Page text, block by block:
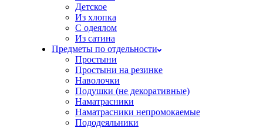
Детское
Из хлопка
С одеялом
Из сатина
Предметы по отдельности
Простыни
Простыни на резинке
Наволочки
Подушки (не декоративные)
Наматрасники
Наматрасники непромокаемые
Пододеяльники